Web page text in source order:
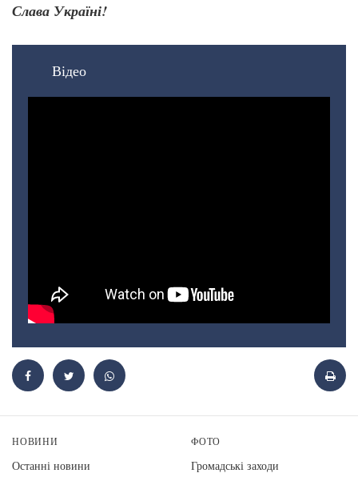
Слава Україні!
Відео
НОВИНИ
Останні новини
ФОТО
Громадські заходи